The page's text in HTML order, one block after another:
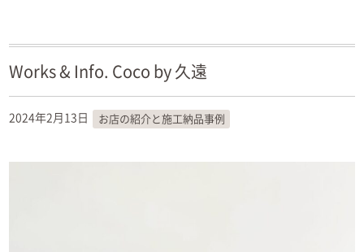
Works & Info. Coco by 久遠
2024年2月13日 お店の紹介と施工納品事例